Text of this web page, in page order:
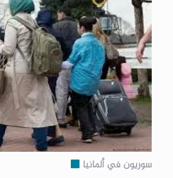
سوريون في ألمانيا